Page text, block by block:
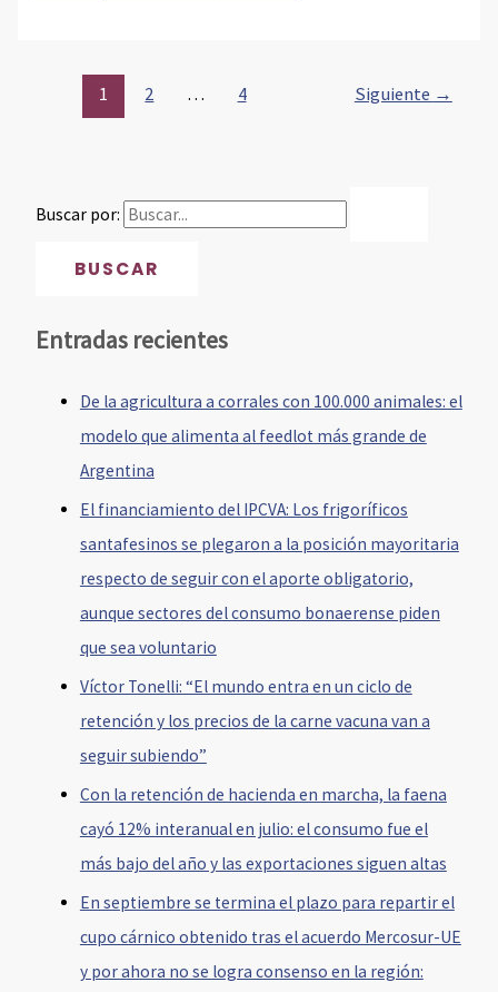
1 2 … 4 Siguiente →
Buscar por:
Entradas recientes
De la agricultura a corrales con 100.000 animales: el
modelo que alimenta al feedlot más grande de
Argentina
El financiamiento del IPCVA: Los frigoríficos
santafesinos se plegaron a la posición mayoritaria
respecto de seguir con el aporte obligatorio,
aunque sectores del consumo bonaerense piden
que sea voluntario
Víctor Tonelli: “El mundo entra en un ciclo de
retención y los precios de la carne vacuna van a
seguir subiendo”
Con la retención de hacienda en marcha, la faena
cayó 12% interanual en julio: el consumo fue el
más bajo del año y las exportaciones siguen altas
En septiembre se termina el plazo para repartir el
cupo cárnico obtenido tras el acuerdo Mercosur-UE
y por ahora no se logra consenso en la región: